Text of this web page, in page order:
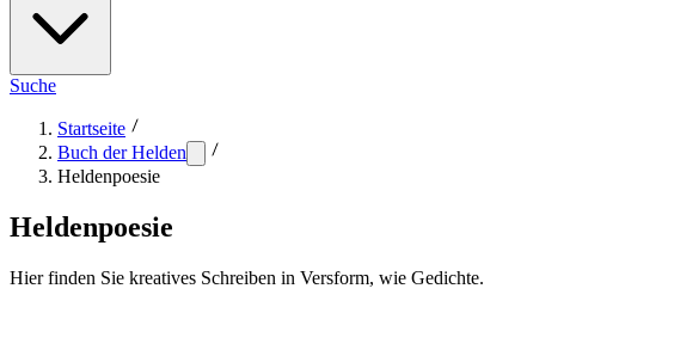
Suche
Startseite
Buch der Helden
Heldenpoesie
Heldenpoesie
Hier finden Sie kreatives Schreiben in Versform, wie Gedichte.